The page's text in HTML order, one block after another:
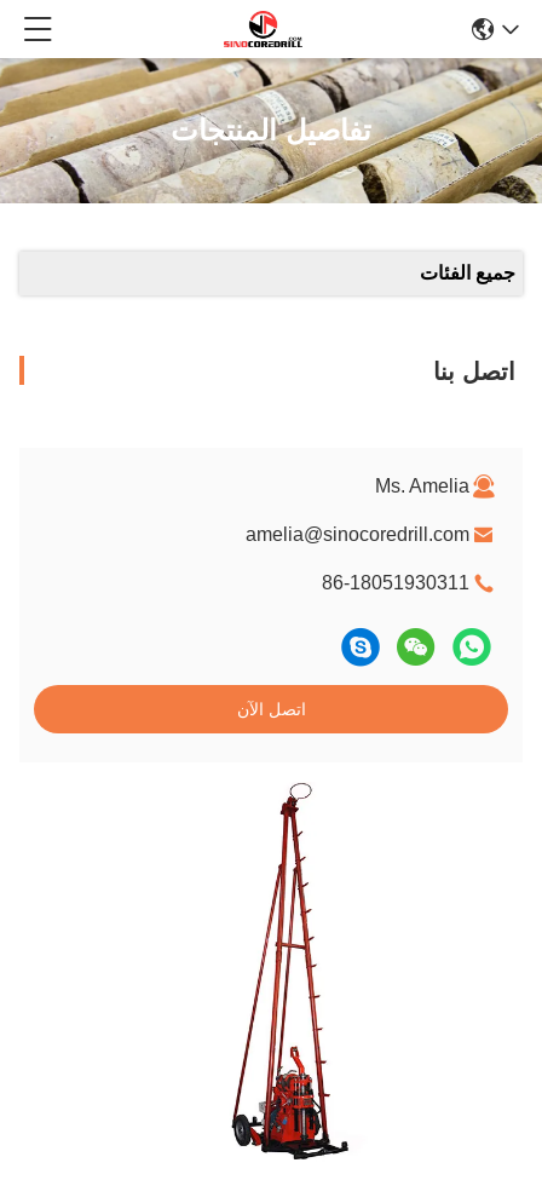
تفاصيل المنتجات
جميع الفئات
اتصل بنا
Ms. Amelia
amelia@sinocoredrill.com
86-18051930311
اتصل الآن